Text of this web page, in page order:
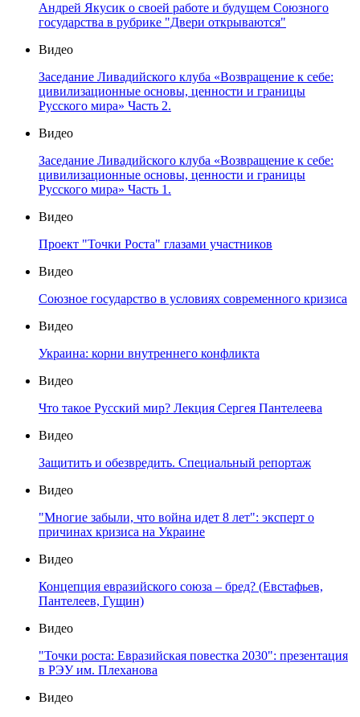
Андрей Якусик о своей работе и будущем Союзного
государства в рубрике "Двери открываются"
Видео
Заседание Ливадийского клуба «Возвращение к себе:
цивилизационные основы, ценности и границы
Русского мира» Часть 2.
Видео
Заседание Ливадийского клуба «Возвращение к себе:
цивилизационные основы, ценности и границы
Русского мира» Часть 1.
Видео
Проект "Точки Роста" глазами участников
Видео
Союзное государство в условиях современного кризиса
Видео
Украина: корни внутреннего конфликта
Видео
Что такое Русский мир? Лекция Сергея Пантелеева
Видео
Защитить и обезвредить. Специальный репортаж
Видео
"Многие забыли, что война идет 8 лет": эксперт о
причинах кризиса на Украине
Видео
Концепция евразийского союза – бред? (Евстафьев,
Пантелеев, Гущин)
Видео
"Точки роста: Евразийская повестка 2030": презентация
в РЭУ им. Плеханова
Видео